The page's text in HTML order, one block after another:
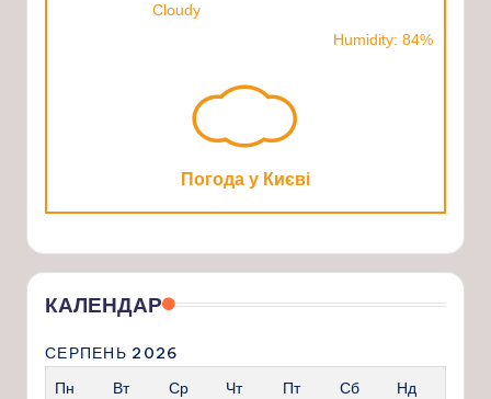
Cloudy
Humidity: 84%
Погода у Києві
КАЛЕНДАР
СЕРПЕНЬ 2026
Пн
Вт Ср Чт Пт Сб Нд